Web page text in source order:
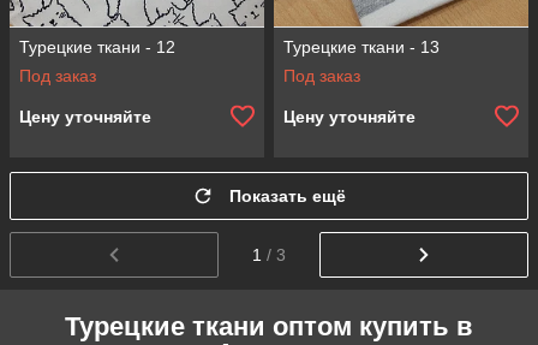
Турецкие ткани - 12
Под заказ
Цену уточняйте
Турецкие ткани - 13
Под заказ
Цену уточняйте
Показать ещё
1 / 3
Турецкие ткани оптом купить в